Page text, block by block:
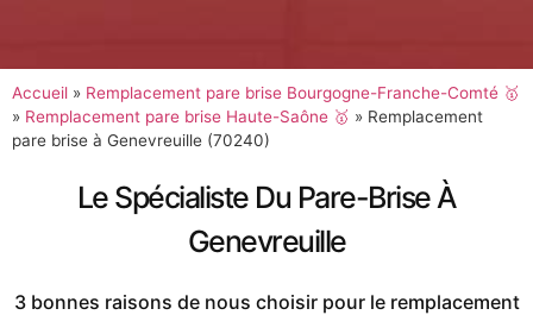
Accueil » Remplacement pare brise Bourgogne-Franche-Comté 🥇
» Remplacement pare brise Haute-Saône 🥇 » Remplacement
pare brise à Genevreuille (70240)
Le Spécialiste Du Pare-Brise À
Genevreuille
3 bonnes raisons de nous choisir pour le remplacement